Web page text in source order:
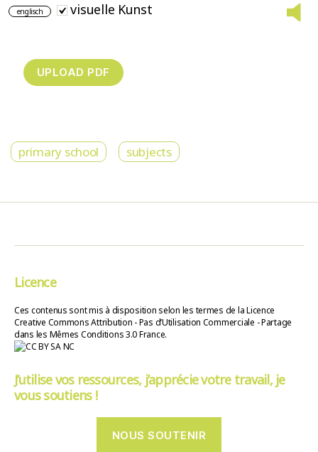
englisch visuelle Kunst
primary school subjects
Licence
Ces contenus sont mis à disposition selon les termes de la Licence
Creative Commons Attribution - Pas d’Utilisation Commerciale - Partage
dans les Mêmes Conditions 3.0 France.
J’utilise vos ressources, j’apprécie votre travail, je
vous soutiens !
NOUS SOUTENIR